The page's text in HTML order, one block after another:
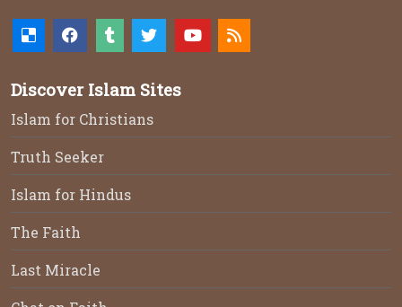
Discover Islam Sites
Islam for Christians
Truth Seeker
Islam for Hindus
The Faith
Last Miracle